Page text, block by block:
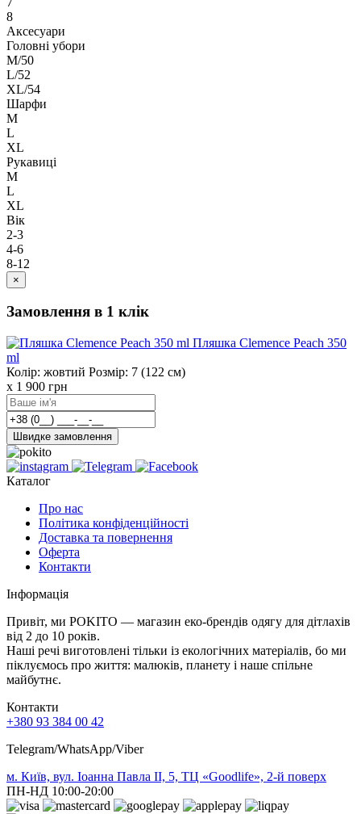
8
Аксесуари
Головні убори
M/50
L/52
XL/54
Шарфи
M
L
XL
Рукавиці
M
L
XL
Вік
2-3
4-6
8-12
×
Замовлення в 1 клік
Пляшка Clemence Peach 350
ml
Колір: жовтий Розмір: 7 (122 см)
x 1 900 грн
Швидке замовлення
Каталог
Про нас
Політика конфіденційності
Доставка та повернення
Оферта
Контакти
Інформація
Привіт, ми POKITO — магазин еко-брендів одягу для дітлахів
від 2 до 10 років.
Наші речі виготовлені тільки із екологічних матеріалів, бо ми
піклуємось про життя: малюків, планету і наше спільне
майбутнє.
Контакти
+380 93 384 00 42
Telegram/WhatsApp/Viber
м. Київ, вул. Іоанна Павла ІІ, 5, ТЦ «Goodlife», 2-й поверх
ПН-НД 10:00-20:00